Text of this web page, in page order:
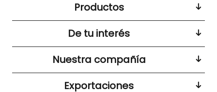
Productos
De tu interés
Nuestra compañía
Exportaciones